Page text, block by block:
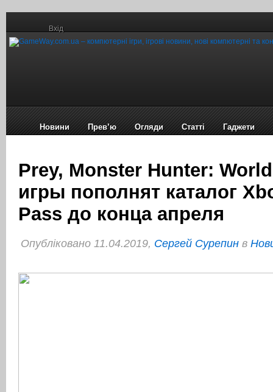
Вхід
Новини Прев’ю Огляди Статті Гаджети
Prey, Monster Hunter:
игры пополнят каталог
Pass до конца апреля
Опубліковано 11.04.2019, Сергей Сурепин в